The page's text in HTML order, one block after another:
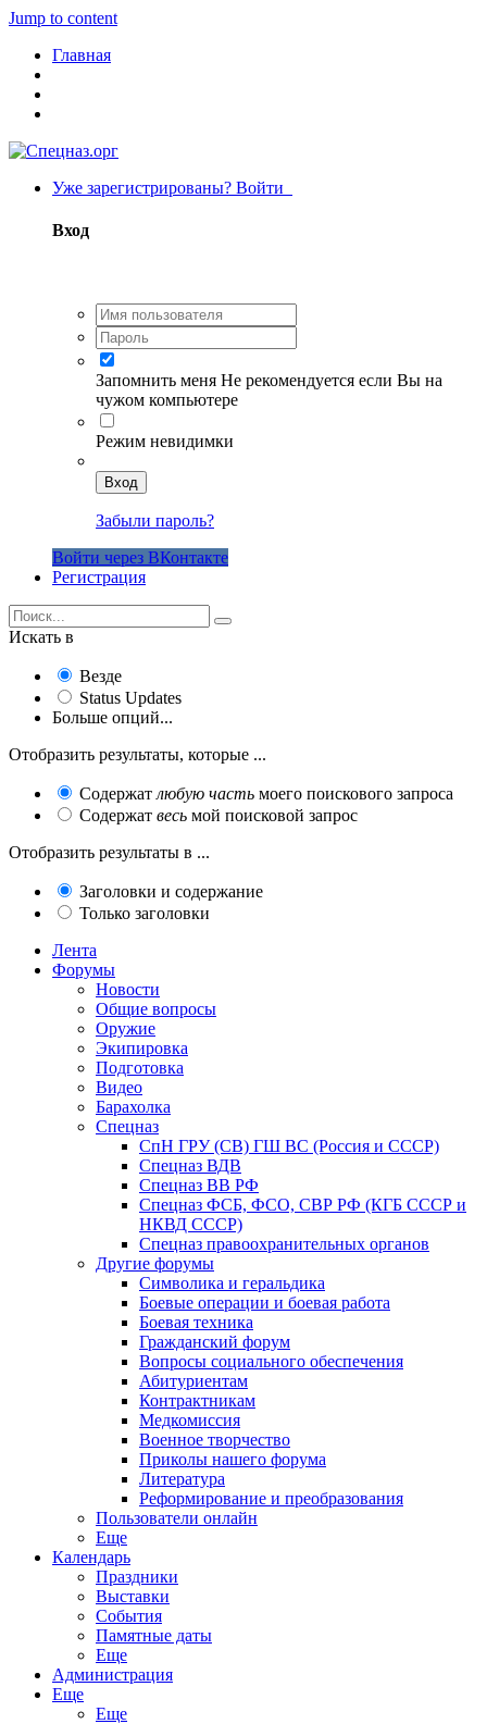
Jump to content
Главная
Уже зарегистрированы? Войти
Вход
Запомнить меня Не рекомендуется если Вы на
чужом компьютере
Режим невидимки
Вход
Забыли пароль?
Войти через ВКонтакте
Регистрация
Искать в
Везде
Status Updates
Больше опций...
Отобразить результаты, которые ...
Содержат любую часть моего поискового запроса
Содержат весь мой поисковой запрос
Отобразить результаты в ...
Заголовки и содержание
Только заголовки
Лента
Форумы
Новости
Общие вопросы
Оружие
Экипировка
Подготовка
Видео
Барахолка
Спецназ
СпН ГРУ (СВ) ГШ ВС (Россия и СССР)
Спецназ ВДВ
Спецназ ВВ РФ
Спецназ ФСБ, ФСО, СВР РФ (КГБ СССР и
НКВД СССР)
Спецназ правоохранительных органов
Другие форумы
Символика и геральдика
Боевые операции и боевая работа
Боевая техника
Гражданский форум
Вопросы социального обеспечения
Абитуриентам
Контрактникам
Медкомиссия
Военное творчество
Приколы нашего форума
Литература
Реформирование и преобразования
Пользователи онлайн
Еще
Календарь
Праздники
Выставки
События
Памятные даты
Еще
Администрация
Еще
Еще